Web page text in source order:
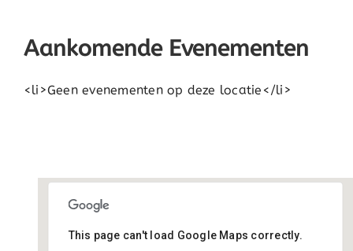
Aankomende Evenementen
<li>Geen evenementen op deze locatie</li>
Johannes school
This page can't load Google Maps correctly.